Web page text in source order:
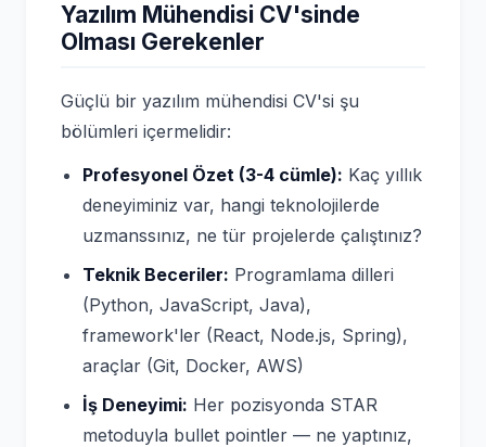
Yazılım Mühendisi CV'sinde
Olması Gerekenler
Güçlü bir yazılım mühendisi CV'si şu
bölümleri içermelidir:
Profesyonel Özet (3-4 cümle): Kaç yıllık
deneyiminiz var, hangi teknolojilerde
uzmanssınız, ne tür projelerde çalıştınız?
Teknik Beceriler: Programlama dilleri
(Python, JavaScript, Java),
framework'ler (React, Node.js, Spring),
araçlar (Git, Docker, AWS)
İş Deneyimi: Her pozisyonda STAR
metoduyla bullet pointler — ne yaptınız,